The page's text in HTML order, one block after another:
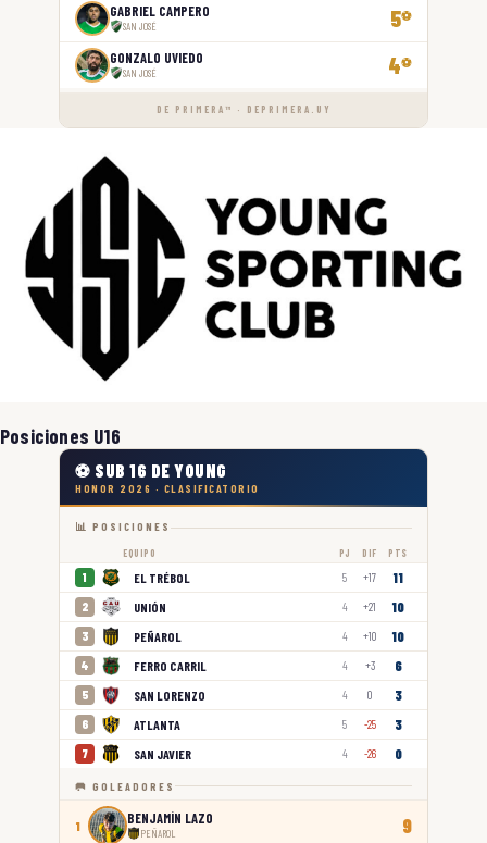
GABRIEL CAMPERO
SAN JOSÉ 5⚽
GONZALO UVIEDO
SAN JOSÉ 4⚽
DE PRIMERA™ · DEPRIMERA.UY
Posiciones U16
⚽ SUB 16 DE YOUNG
HONOR 2026 · CLASIFICATORIO
📊 POSICIONES
EQUIPO PJ DIF PTS
1 EL TRÉBOL 5 +17 11
2 UNIÓN 4 +21 10
3 PEÑAROL 4 +10 10
4 FERRO CARRIL 4 +3 6
5 SAN LORENZO 4 0 3
6 ATLANTA 5 -25 3
7 SAN JAVIER 4 -26 0
🥅 GOLEADORES
1 BENJAMÍN LAZO
PEÑAROL 9